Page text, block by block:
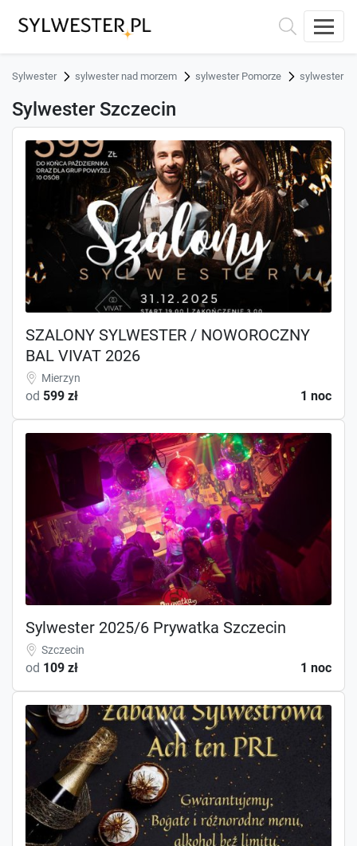
Sylwester sylwester nad morzem sylwester Pomorze sylwester
Sylwester Szczecin
SZALONY SYLWESTER / NOWOROCZNY
BAL VIVAT 2026
Mierzyn
od 599 zł 1 noc
Sylwester 2025/6 Prywatka Szczecin
Szczecin
od 109 zł 1 noc